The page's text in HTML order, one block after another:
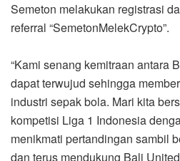
Semeton melakukan registrasi
referral “SemetonMelekCrypto”.
“Kami senang kemitraan antara
dapat terwujud sehingga
industri sepak bola. Mari kita
kompetisi Liga 1 Indonesia
menikmati pertandingan sambil
dan terus mendukung Bali